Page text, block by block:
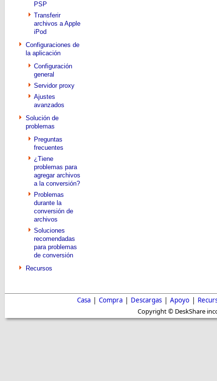
PSP
Transferir
archivos a Apple
iPod
Configuraciones de
la aplicación
Configuración
general
Servidor proxy
Ajustes
avanzados
Solución de
problemas
Preguntas
frecuentes
¿Tiene
problemas para
agregar archivos
a la conversión?
Problemas
durante la
conversión de
archivos
Soluciones
recomendadas
para problemas
de conversión
Recursos
Casa | Compra | Descargas | Apoyo |
Copyright © DeskShare